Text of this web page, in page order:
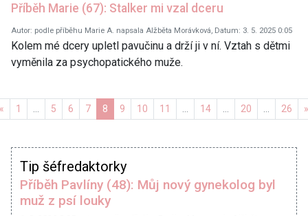
Příběh Marie (67): Stalker mi vzal dceru
Autor: podle příběhu Marie A. napsala Alžběta Morávková, Datum: 3. 5. 2025 0:05
Kolem mé dcery upletl pavučinu a drží ji v ní. Vztah s dětmi
vyměnila za psychopatického muže.
« Předchozí
1 5 6 7 8 9 10 11 14 20 26 »
Tip šéfredaktorky
Příběh Pavlíny (48): Můj nový gynekolog byl
muž z psí louky